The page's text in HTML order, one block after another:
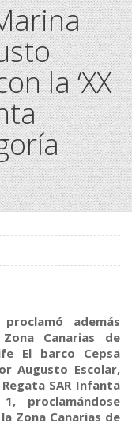
la ‘XX
además
Canarias de
El barco Cepsa
Augusto Escolar,
SAR Infanta
proclamándose
Zona Canarias de